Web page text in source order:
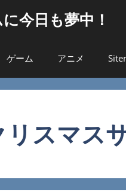
今日も夢中！
ゲーム アニメ
スマス